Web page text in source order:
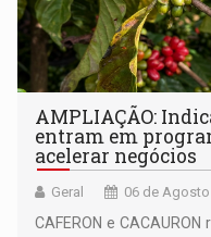
AMPLIAÇÃO:
entram em
acelerar negócios
Geral 06 de
CAFERON e